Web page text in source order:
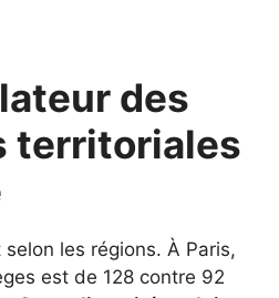
des
territoriales
selon les régions. À Paris,
est de 128 contre 92